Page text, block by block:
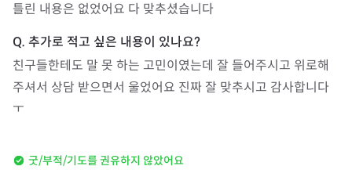
틀린 내용은 없었어요 다 맞추셨습니다
친구들한테도 말 못 하는 고민이였는데 잘 들어주시고 위로해
주셔서 상담 받으면서 울었어요 진짜 잘 맞추시고 감사합니다
ㅜ
굿/부적/기도를 권유하지 않았어요